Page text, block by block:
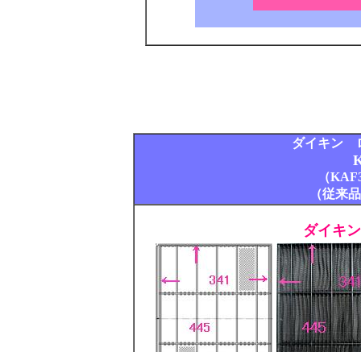
ダイキン
（
（従来
ダイキ